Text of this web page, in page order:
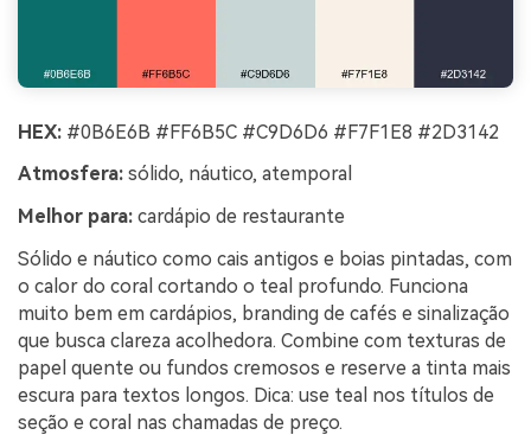
HEX: #0B6E6B #FF6B5C #C9D6D6 #F7F1E8 #2D3142
Atmosfera: sólido, náutico, atemporal
Melhor para: cardápio de restaurante
Sólido e náutico como cais antigos e boias pintadas, com
o calor do coral cortando o teal profundo. Funciona
muito bem em cardápios, branding de cafés e sinalização
que busca clareza acolhedora. Combine com texturas de
papel quente ou fundos cremosos e reserve a tinta mais
escura para textos longos. Dica: use teal nos títulos de
seção e coral nas chamadas de preço.